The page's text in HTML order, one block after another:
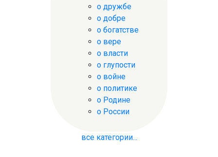
о дружбе
о добре
о богатстве
о вере
о власти
о глупости
о войне
о политике
о Родине
о России
все категории...